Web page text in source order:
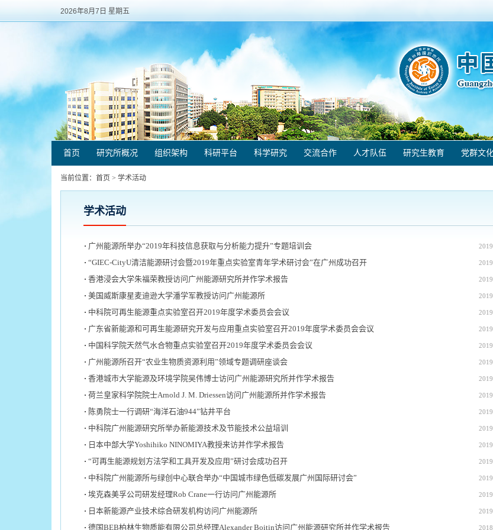
2026年8月7日 星期五
首页 研究所概况 组织架构 科研平台 科学研究 交流合作 人才队伍 研究生教育 党群文
当前位置： 首页 > 学术活动
学术活动
广州能源所举办“2019年科技信息获取与分析能力提升”专题培训会
“GIEC-CityU清洁能源研讨会暨2019年重点实验室青年学术研讨会”在广州成功召开
香港浸会大学朱福荣教授访问广州能源研究所并作学术报告
美国威斯康星麦迪逊大学潘学军教授访问广州能源所
中科院可再生能源重点实验室召开2019年度学术委员会会议
广东省新能源和可再生能源研究开发与应用重点实验室召开2019年度学术委员会会议
中国科学院天然气水合物重点实验室召开2019年度学术委员会会议
广州能源所召开“农业生物质资源利用”领域专题调研座谈会
香港城市大学能源及环境学院吴伟博士访问广州能源研究所并作学术报告
荷兰皇家科学院院士Arnold J. M. Driessen访问广州能源所并作学术报告
陈勇院士一行调研“海洋石油944”钻井平台
中科院广州能源研究所举办新能源技术及节能技术公益培训
日本中部大学Yoshihiko NINOMIYA教授来访并作学术报告
“可再生能源规划方法学和工具开发及应用”研讨会成功召开
中科院广州能源所与绿创中心联合举办“中国城市绿色低碳发展广州国际研讨会”
埃克森美孚公司研发经理Rob Crane一行访问广州能源所
日本新能源产业技术综合研发机构访问广州能源所
德国BEB柏林生物质能有限公司总经理Alexander Boitin访问广州能源研究所并作学术报告